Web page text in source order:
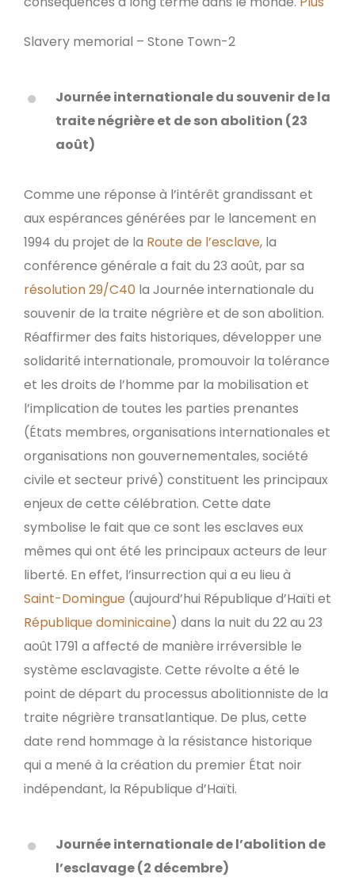
Slavery memorial – Stone Town-2
Journée internationale du souvenir de la
traite négrière et de son abolition (23
août)
Comme une réponse à l’intérêt grandissant et
aux espérances générées par le lancement en
1994 du projet de la Route de l’esclave, la
conférence générale a fait du 23 août, par sa
résolution 29/C40 la Journée internationale du
souvenir de la traite négrière et de son abolition.
Réaffirmer des faits historiques, développer une
solidarité internationale, promouvoir la tolérance
et les droits de l’homme par la mobilisation et
l’implication de toutes les parties prenantes
(États membres, organisations internationales et
organisations non gouvernementales, société
civile et secteur privé) constituent les principaux
enjeux de cette célébration. Cette date
symbolise le fait que ce sont les esclaves eux
mêmes qui ont été les principaux acteurs de leur
liberté. En effet, l’insurrection qui a eu lieu à
Saint-Domingue (aujourd’hui République d’Haïti et
République dominicaine) dans la nuit du 22 au 23
août 1791 a affecté de manière irréversible le
système esclavagiste. Cette révolte a été le
point de départ du processus abolitionniste de la
traite négrière transatlantique. De plus, cette
date rend hommage à la résistance historique
qui a mené à la création du premier État noir
indépendant, la République d’Haïti.
Journée internationale de l’abolition de
l’esclavage (2 décembre)